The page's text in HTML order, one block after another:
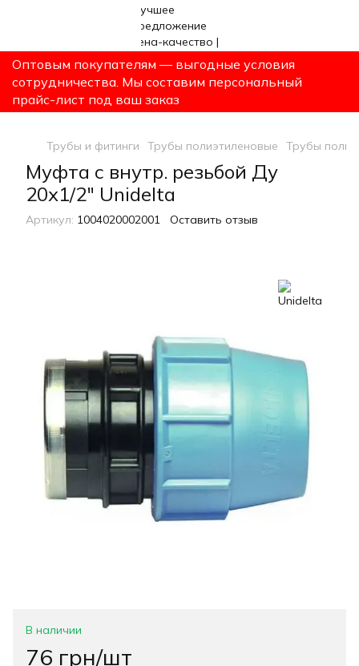
Оптовым покупателям — выгодные условия
сотрудничества. Мы составим персональный
прайс-лист под ваш заказ
Трубы и фитинги Трубы полиэтиленовые Трубы
Муфта с внутр. резьбой Ду
20х1/2" Unidelta
Артикул: 1004020002001 Оставить отзыв
В наличии
76 грн/шт